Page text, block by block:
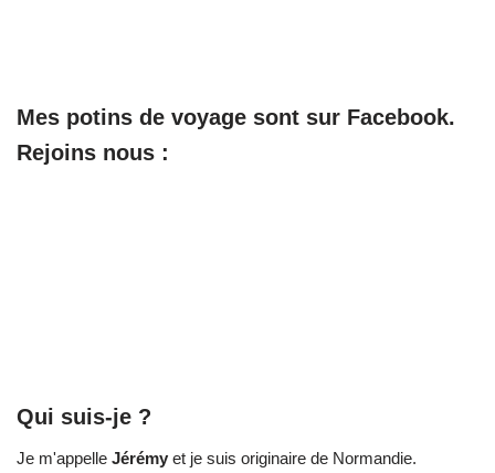
Mes potins de voyage sont sur Facebook.
Rejoins nous :
Qui suis-je ?
Je m'appelle Jérémy et je suis originaire de Normandie.